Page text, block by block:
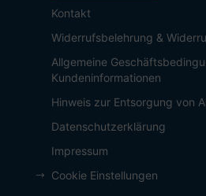
Kontakt
Widerrufsbelehrung &
Allgemeine
Kundeninformationen
Hinweis zur Entsorgung von
Datenschutzerklärung
Impressum
Cookie Einstellungen